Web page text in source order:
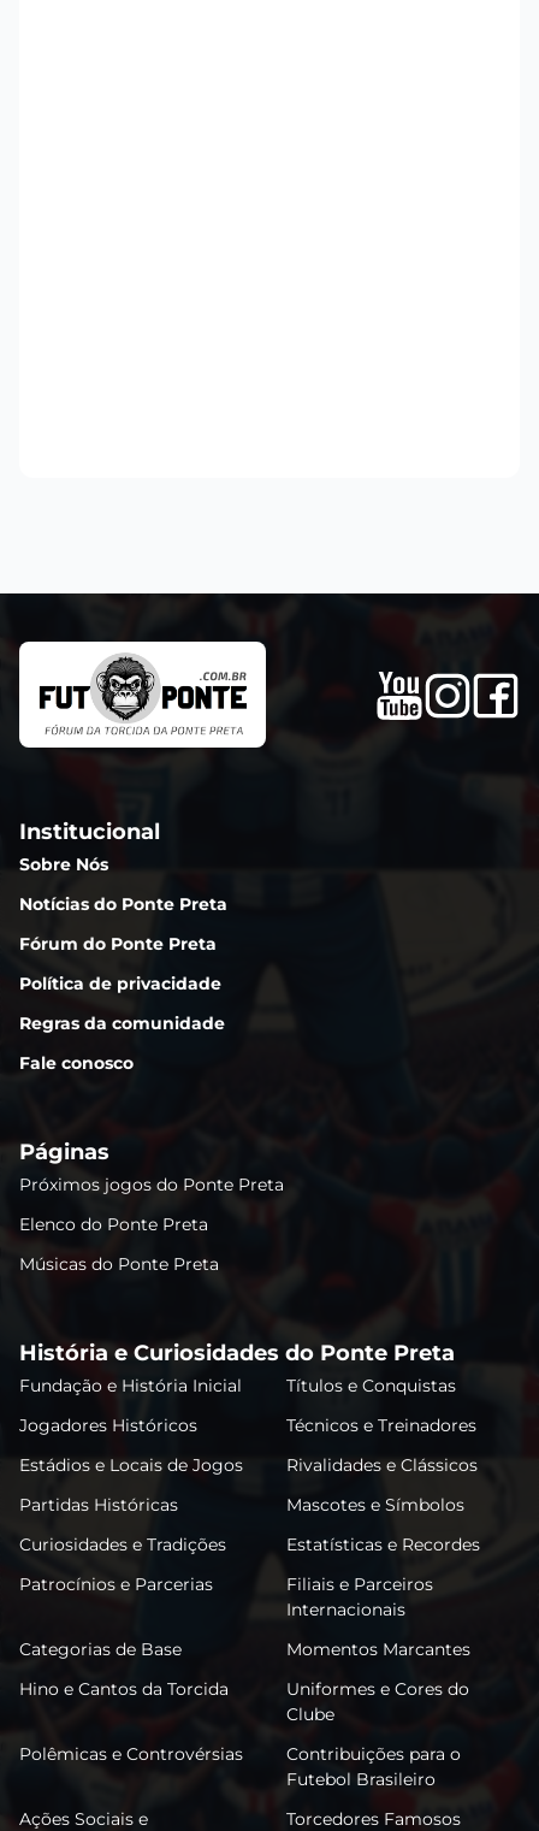
Institucional
Sobre Nós
Notícias do Ponte Preta
Fórum do Ponte Preta
Política de privacidade
Regras da comunidade
Fale conosco
Páginas
Próximos jogos do Ponte Preta
Elenco do Ponte Preta
Músicas do Ponte Preta
História e Curiosidades do Ponte Preta
Fundação e História Inicial
Títulos e Conquistas
Jogadores Históricos
Técnicos e Treinadores
Estádios e Locais de Jogos
Rivalidades e Clássicos
Partidas Históricas
Mascotes e Símbolos
Curiosidades e Tradições
Estatísticas e Recordes
Patrocínios e Parcerias
Filiais e Parceiros
Internacionais
Categorias de Base
Momentos Marcantes
Hino e Cantos da Torcida
Uniformes e Cores do
Clube
Polêmicas e Controvérsias
Contribuições para o
Futebol Brasileiro
Ações Sociais e
Torcedores Famosos